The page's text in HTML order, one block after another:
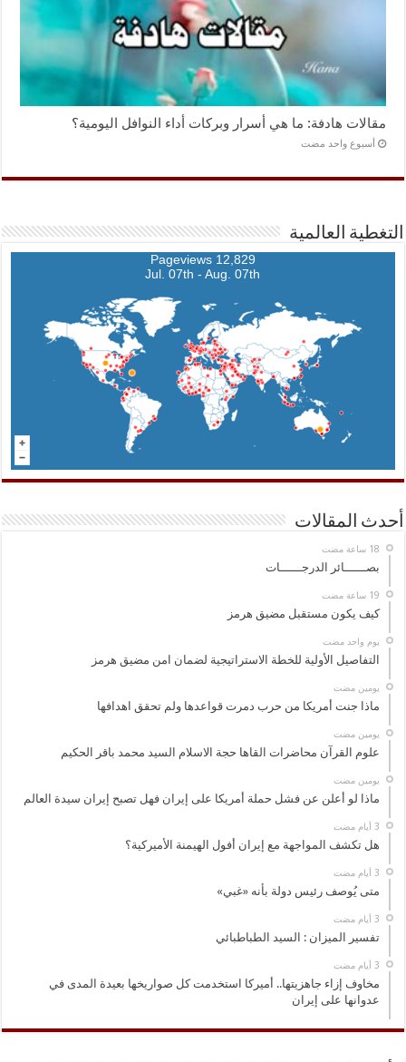
مقالات هادفة: ما هي أسرار وبركات أداء النوافل اليومية؟
‏أسبوع واحد مضت
التغطية العالمية
12,829 Pageviews
Jul. 07th - Aug. 07th
أحدث المقالات
بصــــــائر الدرجــــــات
كيف يكون مستقبل مضيق هرمز
‏يوم واحد مضت
التفاصيل الأولية للخطة الاستراتيجية لضمان امن مضيق هرمز
‏يومين مضت
ماذا جنت أمريكا من حرب دمرت قواعدها ولم تحقق اهدافها
‏يومين مضت
علوم القرآن محاضرات القاها حجة الاسلام السيد محمد باقر الحكيم
‏يومين مضت
ماذا لو أعلن عن فشل حملة أمريكا على إيران فهل تصبح إيران سيدة العالم
هل تكشف المواجهة مع إيران أفول الهيمنة الأميركية؟
متى يُوصف رئيس دولة بأنه «غبي»
تفسير الميزان : السيد الطباطبائي
مخاوف إزاء جاهزيتها.. أميركا استخدمت كل صواريخها بعيدة المدى في
عدوانها على إيران